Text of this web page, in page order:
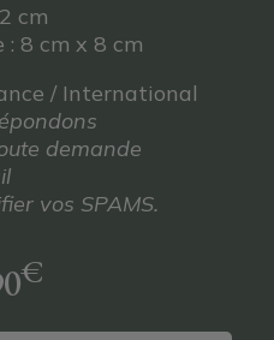
cm
: 8 cm x 8 cm
/ International
demande
vos SPAMS.
€